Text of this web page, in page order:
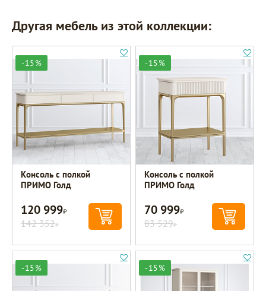
Другая мебель из этой коллекции:
-15%
Консоль с полкой
ПРИМО Голд
120 999Р
142 352Р
-15%
Консоль с полкой
ПРИМО Голд
70 999Р
83 529Р
-15% -15%